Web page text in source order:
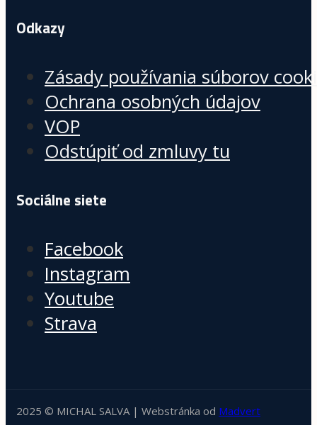
Odkazy
Zásady používania súborov
Ochrana osobných údajov
VOP
Odstúpiť od zmluvy tu
Sociálne siete
Facebook
Instagram
Youtube
Strava
2025 © MICHAL SALVA | Webstránka od Madvert